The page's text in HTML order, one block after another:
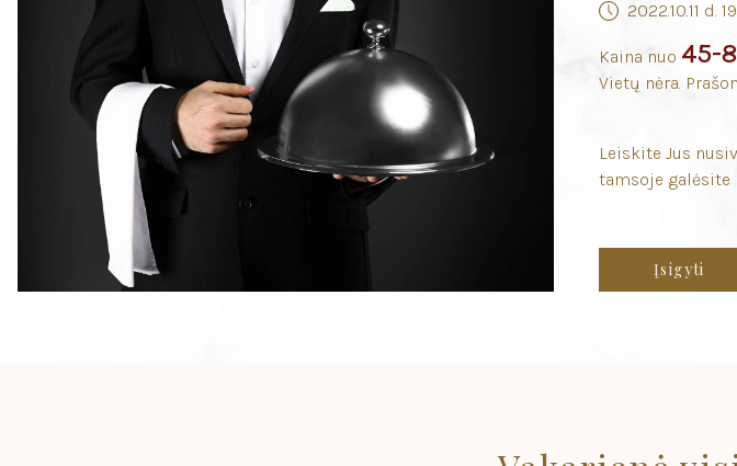
2022.10.11 d.
Kaina nuo 45-
Vietų nėra.
Leiskite Jus
tamsoje galėsite
Įsigyti